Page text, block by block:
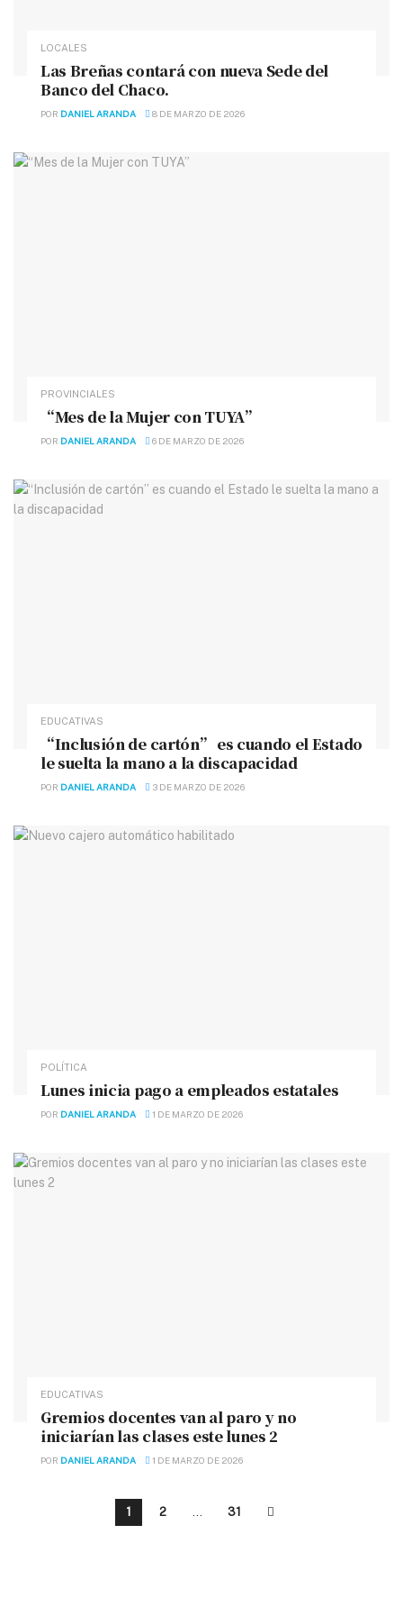
LOCALES
Las Breñas contará con nueva Sede del
Banco del Chaco.
POR DANIEL ARANDA 8 DE MARZO DE 2026
PROVINCIALES
“Mes de la Mujer con TUYA”
POR DANIEL ARANDA 6 DE MARZO DE 2026
EDUCATIVAS
“Inclusión de cartón” es cuando el Estado
le suelta la mano a la discapacidad
POR DANIEL ARANDA 3 DE MARZO DE 2026
POLÍTICA
Lunes inicia pago a empleados estatales
POR DANIEL ARANDA 1 DE MARZO DE 2026
EDUCATIVAS
Gremios docentes van al paro y no
iniciarían las clases este lunes 2
POR DANIEL ARANDA 1 DE MARZO DE 2026
1 2 31